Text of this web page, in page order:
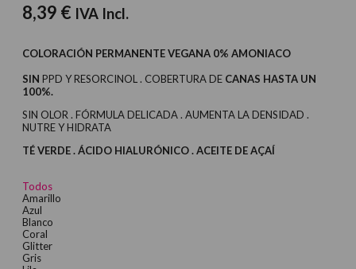
8,39 € IVA Incl.
COLORACIÓN PERMANENTE VEGANA 0% AMONIACO
SIN PPD Y RESORCINOL . COBERTURA DE CANAS HASTA UN
100%.
SIN OLOR . FÓRMULA DELICADA . AUMENTA LA DENSIDAD .
NUTRE Y HIDRATA
TÉ VERDE . ÁCIDO HIALURÓNICO . ACEITE DE AÇAÍ
Todos
Amarillo
Azul
Blanco
Coral
Glitter
Gris